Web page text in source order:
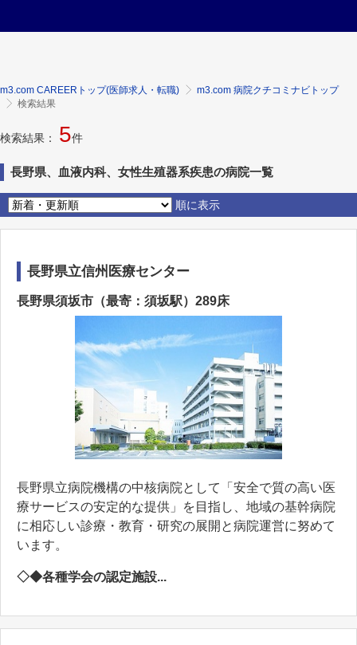
m3.com CAREERトップ(医師求人・転職)
m3.com 病院クチコミナビトップ
検索結果
検索結果： 5件
長野県、血液内科、女性生殖器系疾患の病院一覧
順に表示
長野県立信州医療センター
長野県須坂市（最寄：須坂駅）289床
長野県立病院機構の中核病院として「安全で質の高い医
療サービスの安定的な提供」を目指し、地域の基幹病院
に相応しい診療・教育・研究の展開と病院運営に努めて
います。
◇◆各種学会の認定施設...